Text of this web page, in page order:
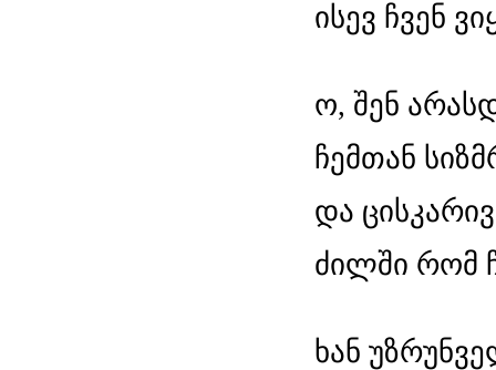
ისევ ჩვენ
ო, შენ
ჩემთან
და
ძილში რომ
ხან